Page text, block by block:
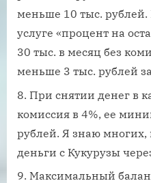
меньше 10 тыс.
услуге «процент на
30 тыс. в месяц без
меньше 3 тыс. рублей
При снятии денег в
комиссия в 4%, ее
рублей. Я знаю многих,
деньги с Кукурузы
Максимальный